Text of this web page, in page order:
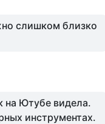
слишком близко
на Ютубе видела.
инструментах.